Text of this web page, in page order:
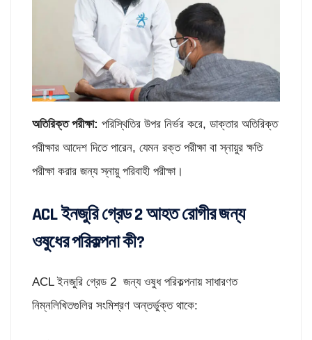
অতিরিক্ত পরীক্ষা: পরিস্থিতির উপর নির্ভর করে, ডাক্তার অতিরিক্ত
পরীক্ষার আদেশ দিতে পারেন, যেমন রক্ত পরীক্ষা বা স্নায়ুর ক্ষতি
পরীক্ষা করার জন্য স্নায়ু পরিবাহী পরীক্ষা।
ACL ইনজুরি গ্রেড 2 আহত রোগীর জন্য
ওষুধের পরিকল্পনা কী?
ACL ইনজুরি গ্রেড 2 জন্য ওষুধ পরিকল্পনায় সাধারণত
নিম্নলিখিতগুলির সংমিশ্রণ অন্তর্ভুক্ত থাকে: